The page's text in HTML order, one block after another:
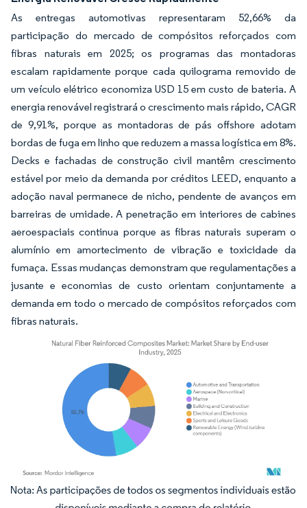
As entregas automotivas representaram 52,66% da
participação do mercado de compósitos reforçados com
fibras naturais em 2025; os programas das montadoras
escalam rapidamente porque cada quilograma removido de
um veículo elétrico economiza USD 15 em custo de bateria. A
energia renovável registrará o crescimento mais rápido, CAGR
de 9,91%, porque as montadoras de pás offshore adotam
bordas de fuga em linho que reduzem a massa logística em 8%.
Decks e fachadas de construção civil mantêm crescimento
estável por meio da demanda por créditos LEED, enquanto a
adoção naval permanece de nicho, pendente de avanços em
barreiras de umidade. A penetração em interiores de cabines
aeroespaciais continua porque as fibras naturais superam o
alumínio em amortecimento de vibração e toxicidade da
fumaça. Essas mudanças demonstram que regulamentações a
jusante e economias de custo orientam conjuntamente a
demanda em todo o mercado de compósitos reforçados com
fibras naturais.
Imagem © Mordor Intelligence. O reuso requer atribuição conforme CC BY 4.0.